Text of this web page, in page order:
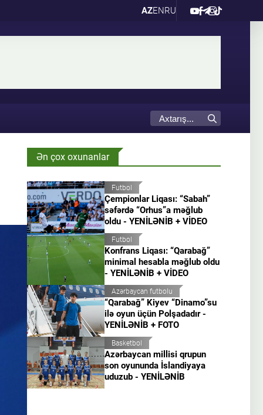
AZENRU
Ən çox oxunanlar
Futbol
Çempionlar Liqası: “Sabah”
səfərdə “Orhus”a məğlub
oldu - YENİLƏNİB + VİDEO
Futbol
Konfrans Liqası: “Qarabağ”
minimal hesabla məğlub oldu
- YENİLƏNİB + VİDEO
Azərbaycan futbolu
“Qarabağ” Kiyev “Dinamo”su
ilə oyun üçün Polşadadır -
YENİLƏNİB + FOTO
Basketbol
Azərbaycan millisi qrupun
son oyununda İslandiyaya
uduzub - YENİLƏNİB